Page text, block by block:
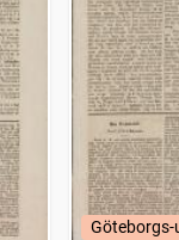
Göteborgs-